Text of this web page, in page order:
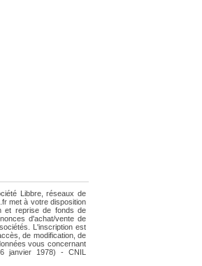
Libbre, réseaux de
met à votre disposition
et reprise de fonds de
d'achat/vente de
L'inscription est
de modification, de
vous concernant
janvier 1978) - CNIL